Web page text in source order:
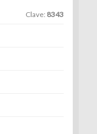
Clave: 8343